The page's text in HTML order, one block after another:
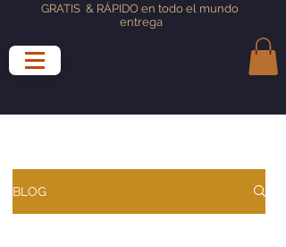
GRATIS & RÁPIDO en todo el mundo
entrega
BLOG